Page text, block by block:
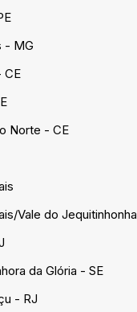
- MG
CE
Norte - CE
Vale do Jequitinhonha
da Glória - SE
- RJ